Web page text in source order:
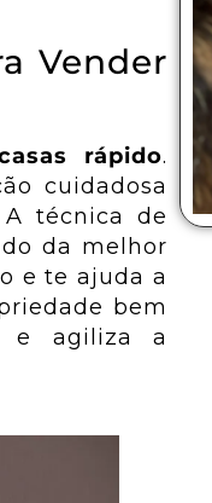
Vídeo
Vender
rápido.
cuidadosa
técnica de
da melhor
e te ajuda a
bem
e agiliza a